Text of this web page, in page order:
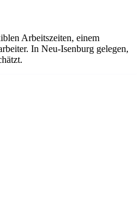
Arbeitszeiten, einem
In Neu-Isenburg gelegen,